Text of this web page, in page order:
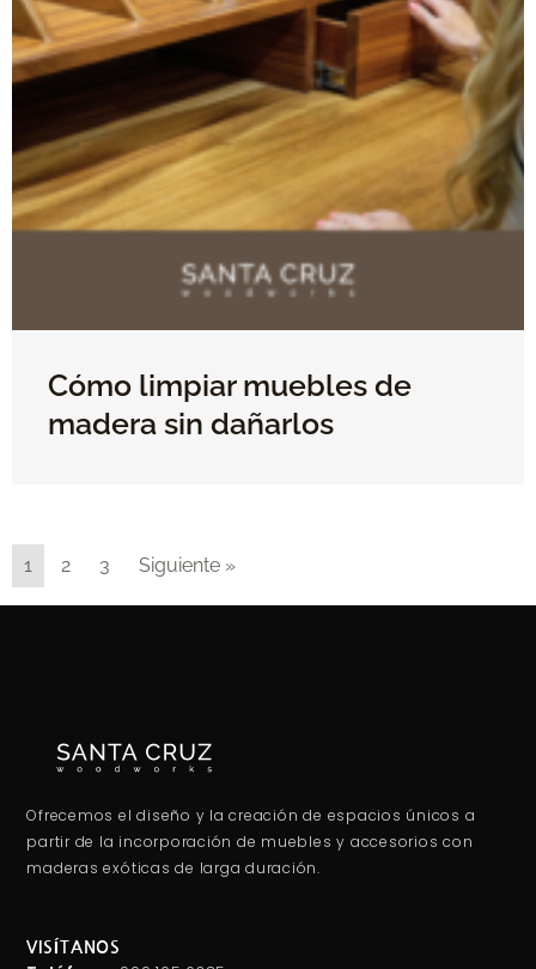
Cómo limpiar muebles de
madera sin dañarlos
1 2 3 Siguiente »
Ofrecemos el diseño y la creación de espacios únicos a
partir de la incorporación de muebles y accesorios con
maderas exóticas de larga duración.
VISÍTANOS